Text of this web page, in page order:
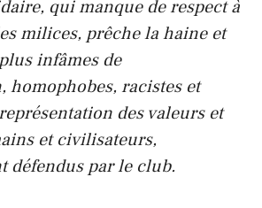
qui manque de respect à
milices, prêche la haine et
infâmes de
racistes et
des valeurs et
et civilisateurs,
défendus par le club.